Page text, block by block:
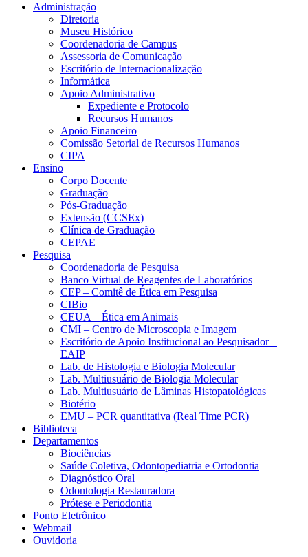
Administração
Diretoria
Museu Histórico
Coordenadoria de Campus
Assessoria de Comunicação
Escritório de Internacionalização
Informática
Apoio Administrativo
Expediente e Protocolo
Recursos Humanos
Apoio Financeiro
Comissão Setorial de Recursos Humanos
CIPA
Ensino
Corpo Docente
Graduação
Pós-Graduação
Extensão (CCSEx)
Clínica de Graduação
CEPAE
Pesquisa
Coordenadoria de Pesquisa
Banco Virtual de Reagentes de Laboratórios
CEP – Comitê de Ética em Pesquisa
CIBio
CEUA – Ética em Animais
CMI – Centro de Microscopia e Imagem
Escritório de Apoio Institucional ao Pesquisador –
EAIP
Lab. de Histologia e Biologia Molecular
Lab. Multiusuário de Biologia Molecular
Lab. Multiusuário de Lâminas Histopatológicas
Biotério
EMU – PCR quantitativa (Real Time PCR)
Biblioteca
Departamentos
Biociências
Saúde Coletiva, Odontopediatria e Ortodontia
Diagnóstico Oral
Odontologia Restauradora
Prótese e Periodontia
Ponto Eletrônico
Webmail
Ouvidoria